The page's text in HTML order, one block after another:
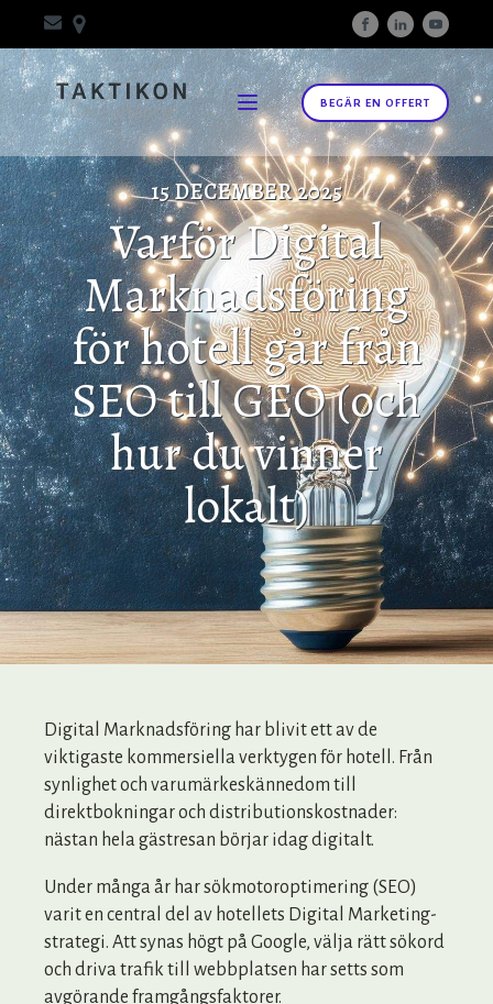
BEGÄR EN OFFERT
15 DECEMBER 2025
Varför Digital
Marknadsföring
för hotell går från
SEO till GEO (och
hur du vinner
lokalt)
Digital Marknadsföring har blivit ett av de
viktigaste kommersiella verktygen för hotell. Från
synlighet och varumärkeskännedom till
direktbokningar och distributionskostnader:
nästan hela gästresan börjar idag digitalt.
Under många år har sökmotoroptimering (SEO)
varit en central del av hotellets Digital Marketing-
strategi. Att synas högt på Google, välja rätt sökord
och driva trafik till webbplatsen har setts som
avgörande framgångsfaktorer.